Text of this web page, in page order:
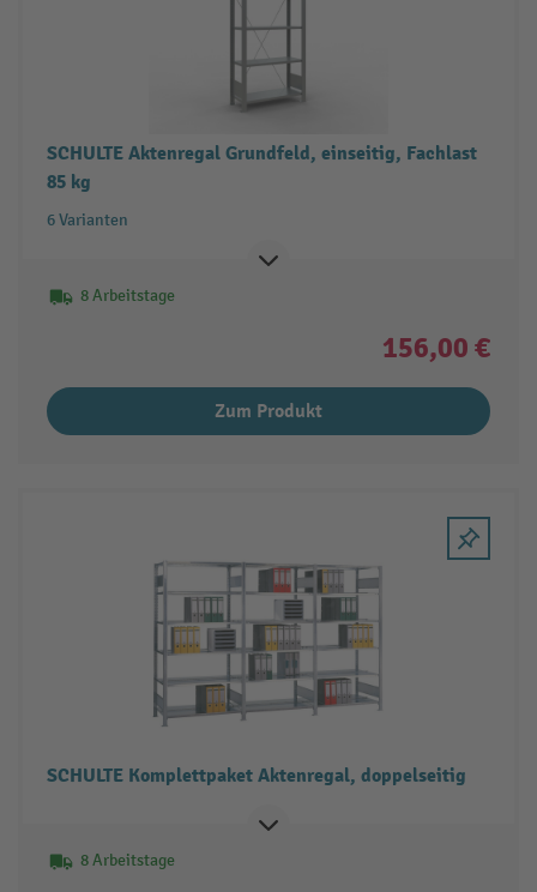
SCHULTE Aktenregal Grundfeld, einseitig, Fachlast
85 kg
6 Varianten
8 Arbeitstage
156,00 €
Zum Produkt
SCHULTE Komplettpaket Aktenregal, doppelseitig
8 Arbeitstage